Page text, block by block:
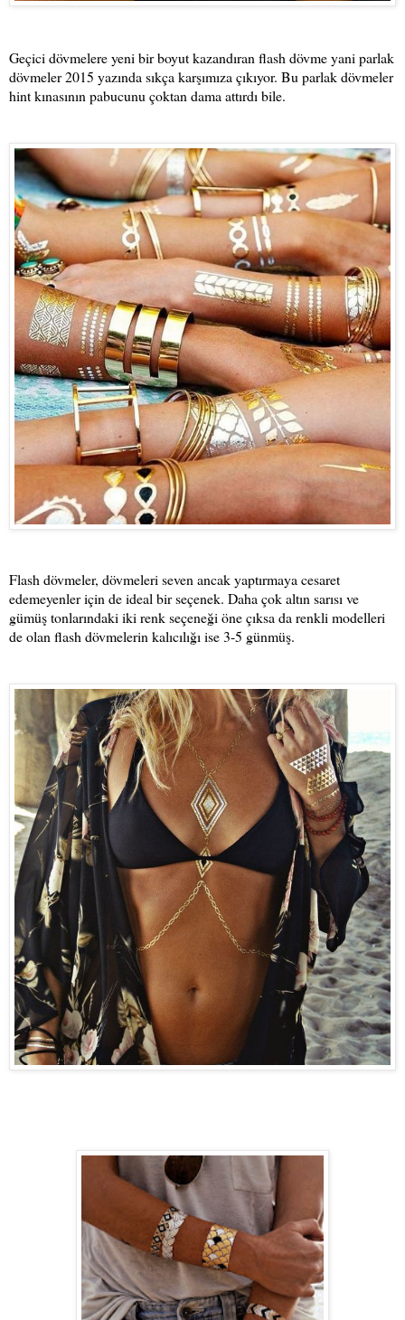
Geçici dövmelere yeni bir boyut kazandıran flash dövme yani parlak
dövmeler 2015 yazında sıkça karşımıza çıkıyor. Bu parlak dövmeler
hint kınasının pabucunu çoktan dama attırdı bile.
Flash dövmeler, dövmeleri seven ancak yaptırmaya cesaret
edemeyenler için de ideal bir seçenek. Daha çok altın sarısı ve
gümüş tonlarındaki iki renk seçeneği öne çıksa da renkli modelleri
de olan flash dövmelerin kalıcılığı ise 3-5 günmüş.